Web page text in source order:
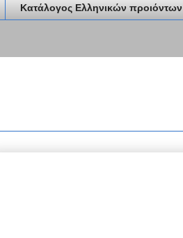
Κατάλογος Ελληνικών προιόντων